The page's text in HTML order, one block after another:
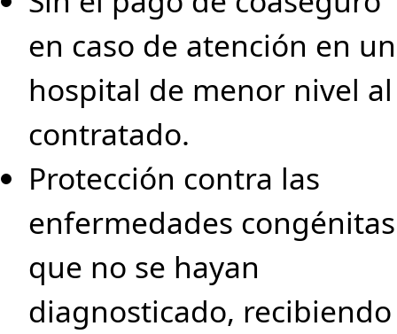
en caso de atención en un
hospital de menor nivel al
contratado.
Protección contra las
enfermedades congénitas
que no se hayan
diagnosticado, recibiendo